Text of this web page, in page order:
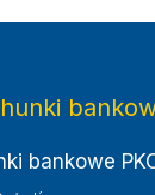
bankowe